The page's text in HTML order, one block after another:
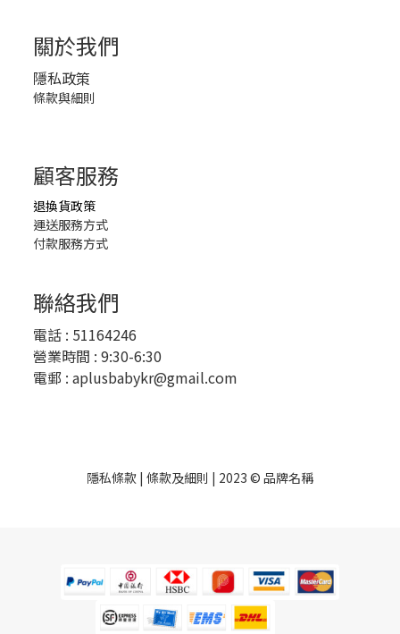
關於我們
隱私政策
條款與細則
顧客服務
退換貨政策
運送服務方式
付款服務方式
聯絡我們
電話 : 51164246
營業時間 : 9:30-6:30
電郵 : aplusbabykr@gmail.com
隱私條款 | 條款及細則 | 2023 © 品牌名稱